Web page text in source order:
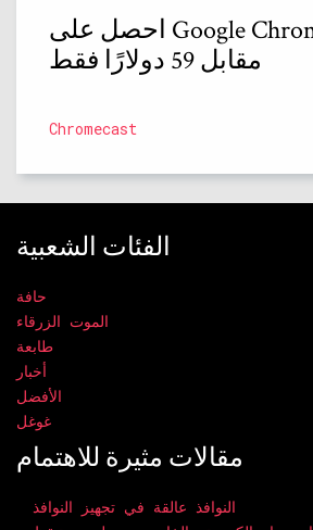
احصل على Google Chromecast Ultra
مقابل 59 دولارًا فقط
Chromecast
الفئات الشعبية
حافة
الموت الزرقاء
طابعة
أخبار
الأفضل
غوغل
مقالات مثيرة للاهتمام
النوافذ عالقة في تجهيز النوافذ